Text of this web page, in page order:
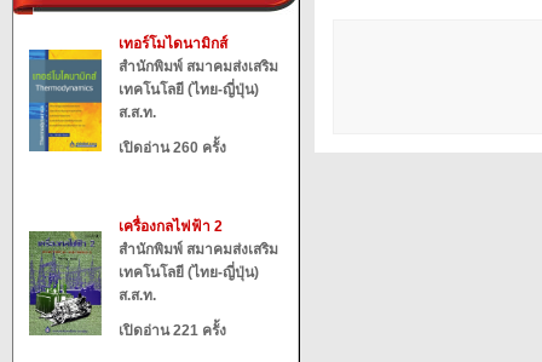
เทอร์โมไดนามิกส์
สำนักพิมพ์ สมาคมส่งเสริม
เทคโนโลยี (ไทย-ญี่ปุ่น)
ส.ส.ท.
เปิดอ่าน 260 ครั้ง
เครื่องกลไฟฟ้า 2
สำนักพิมพ์ สมาคมส่งเสริม
เทคโนโลยี (ไทย-ญี่ปุ่น)
ส.ส.ท.
เปิดอ่าน 221 ครั้ง